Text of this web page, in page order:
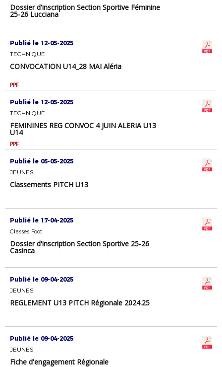
Dossier d'inscription Section Sportive Féminine
25-26 Lucciana
Publié le 12-05-2025
TECHNIQUE
CONVOCATION U14_28 MAI Aléria
PPF
Publié le 12-05-2025
TECHNIQUE
FEMININES REG CONVOC 4 JUIN ALERIA U13
U14
PPF
Publié le 05-05-2025
JEUNES
Classements PITCH U13
Publié le 17-04-2025
Classes Foot
Dossier d'inscription Section Sportive 25-26
Casinca
Publié le 09-04-2025
JEUNES
REGLEMENT U13 PITCH Régionale 2024.25
Publié le 09-04-2025
JEUNES
Fiche d'engagement Régionale